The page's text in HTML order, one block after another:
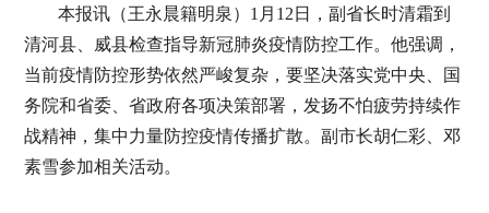
本报讯（王永晨籍明泉）1月12日，副省长时清霜到
清河县、威县检查指导新冠肺炎疫情防控工作。他强调，
当前疫情防控形势依然严峻复杂，要坚决落实党中央、国
务院和省委、省政府各项决策部署，发扬不怕疲劳持续作
战精神，集中力量防控疫情传播扩散。副市长胡仁彩、邓
素雪参加相关活动。